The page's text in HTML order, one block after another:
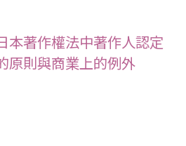
本著作權法中著作人認定
原則與商業上的例外